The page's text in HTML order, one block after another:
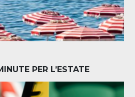
PER L’ESTATE